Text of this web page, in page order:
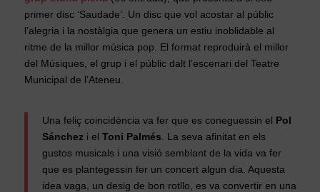
primer disc ‘Saudade’. Un disc que vol acostar al públic
l’alegria i la nostàlgia que genera un estiu inoblidable al
ritme de la millor música pop. El format reproduirà el millor
del Músiques, el grup i el públic dalt l’escenari del Teatre
Municipal de l’Ateneu.
Una feliç coincidència va fer que es coneguessin el Pol
Sánchez i elToni Palmés . La seva afinitat en els
gustos musicals i una visió semblant de la vida va fer
que es plantegessin fer un concert algun dia. Aquesta
idea vaga, un desig de bon rotllo, es va convertir en una